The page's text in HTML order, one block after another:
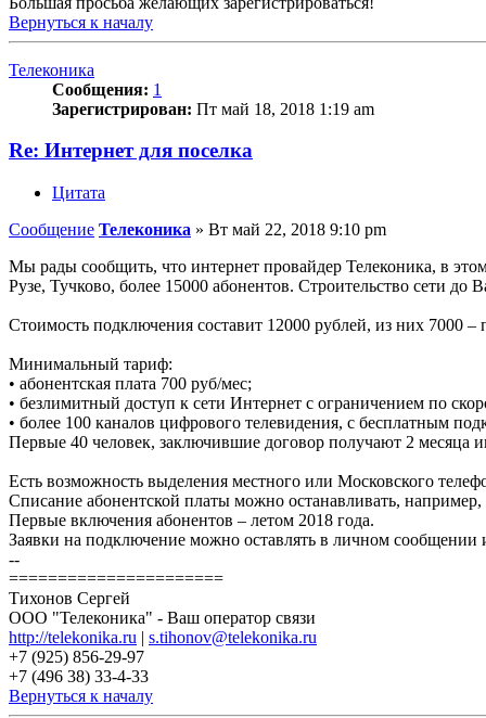
Вернуться к началу
Телеконика
Сообщения: 1
Зарегистрирован: Пт май 18, 2018 1:19 am
Re: Интернет для поселка
Цитата
Сообщение Телеконика » Вт май 22, 2018 9:10 pm
Мы рады сообщить, что интернет провайдер Телеконика, в
Рузе, Тучково, более 15000 абонентов. Строительство сети
Стоимость подключения составит 12000 рублей, из них 7000
Минимальный тариф:
• абонентская плата 700 руб/мес;
• безлимитный доступ к сети Интернет с ограничением по
• более 100 каналов цифрового телевидения, с бесплатным
Первые 40 человек, заключившие договор получают 2 месяца
Есть возможность выделения местного или Московского
Списание абонентской платы можно останавливать,
Первые включения абонентов – летом 2018 года.
Заявки на подключение можно оставлять в личном
--
======================
Тихонов Сергей
ООО "Телеконика" - Ваш оператор связи
http://telekonika.ru | s.tihonov@telekonika.ru
+7 (925) 856-29-97
+7 (496 38) 33-4-33
Вернуться к началу